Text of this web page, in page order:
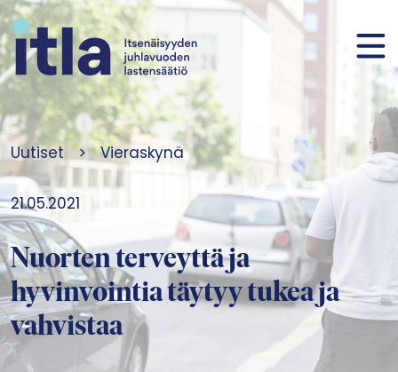
Siirry sisältöön
Uutiset > Vieraskynä
21.05.2021
Nuorten terveyttä ja
hyvinvointia täytyy tukea ja
vahvistaa